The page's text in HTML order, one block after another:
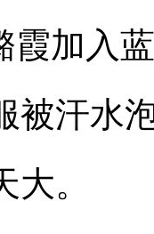
霞加入
被汗水
。